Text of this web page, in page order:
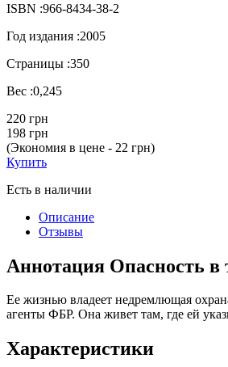
ISBN :966-8434-38-2
Год издания :2005
Страницы :350
Вес :0,245
220 грн
198 грн
(Экономия в цене - 22 грн)
Купить
Есть в наличии
Описание
Отзывы
Аннотация Опасность в
Ее жизнью владеет недремлющая
агенты ФБР. Она живет там, где ей
Характеристики